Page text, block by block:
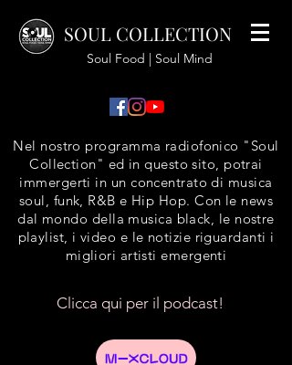
SOUL COLLECTION
Soul Food | Soul Mind
Nel nostro programma radiofonico "Soul
Collection" ed in questo sito, potrai
immergerti in un concentrato di musica
soul, funk, R&B e Hip Hop. Con le news
dal mondo della musica black, le nostre
playlist, i video e le notizie riguardanti i
migliori artisti emergenti
Clicca qui per il podcast!